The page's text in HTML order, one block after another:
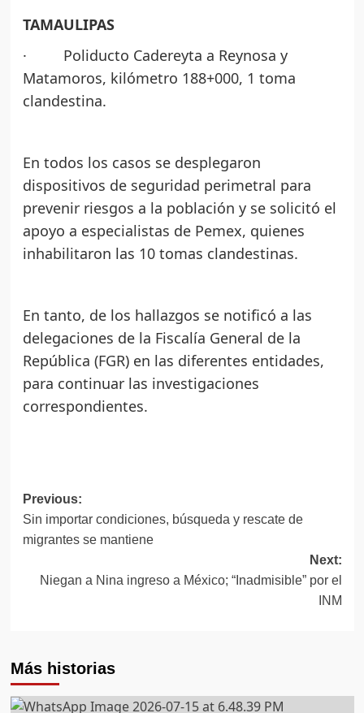
TAMAULIPAS
· Poliducto Cadereyta a Reynosa y
Matamoros, kilómetro 188+000, 1 toma
clandestina.
En todos los casos se desplegaron
dispositivos de seguridad perimetral para
prevenir riesgos a la población y se solicitó el
apoyo a especialistas de Pemex, quienes
inhabilitaron las 10 tomas clandestinas.
En tanto, de los hallazgos se notificó a las
delegaciones de la Fiscalía General de la
República (FGR) en las diferentes entidades,
para continuar las investigaciones
correspondientes.
Post
navigation
Previous:
Sin importar condiciones, búsqueda y rescate de
migrantes se mantiene
Next:
Niegan a Nina ingreso a México; “Inadmisible” por el
INM
Más historias